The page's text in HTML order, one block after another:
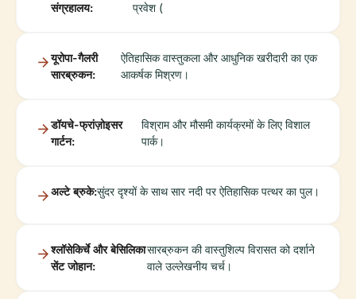
संग्रहालय:
प्रवेश (
यूरोपा-गैलरी
सारब्रुकन:
ऐतिहासिक वास्तुकला और आधुनिक खरीदारी का एक
आकर्षक मिश्रण।
डॉयचे-फ्रांज़ोइसर
गार्टन:
विश्राम और मौसमी कार्यक्रमों के लिए विशाल
पार्क।
अल्टे ब्रुके:सुंदर दृश्यों के साथ सार नदी पर ऐतिहासिक पत्थर का पुल।
श्लॉसेकिर्चे और बेसिलिका
सेंट जोहान:
सारब्रुकन की वास्तुशिल्प विरासत को दर्शाने
वाले उल्लेखनीय चर्च।